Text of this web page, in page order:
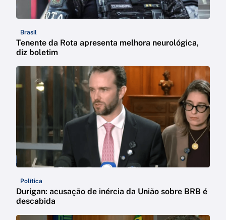
Brasil
Tenente da Rota apresenta melhora neurológica,
diz boletim
Política
Durigan: acusação de inércia da União sobre BRB é
descabida